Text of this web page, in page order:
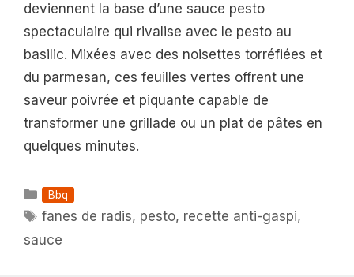
deviennent la base d’une sauce pesto
spectaculaire qui rivalise avec le pesto au
basilic. Mixées avec des noisettes torréfiées et
du parmesan, ces feuilles vertes offrent une
saveur poivrée et piquante capable de
transformer une grillade ou un plat de pâtes en
quelques minutes.
Catégories
Bbq
Étiquettes
fanes de radis, pesto, recette anti-gaspi,
sauce